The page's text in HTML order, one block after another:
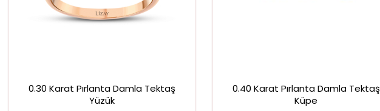
0.30 Karat Pırlanta Damla Tektaş
Yüzük
0.40 Karat Pırlanta Damla Tektaş
Küpe